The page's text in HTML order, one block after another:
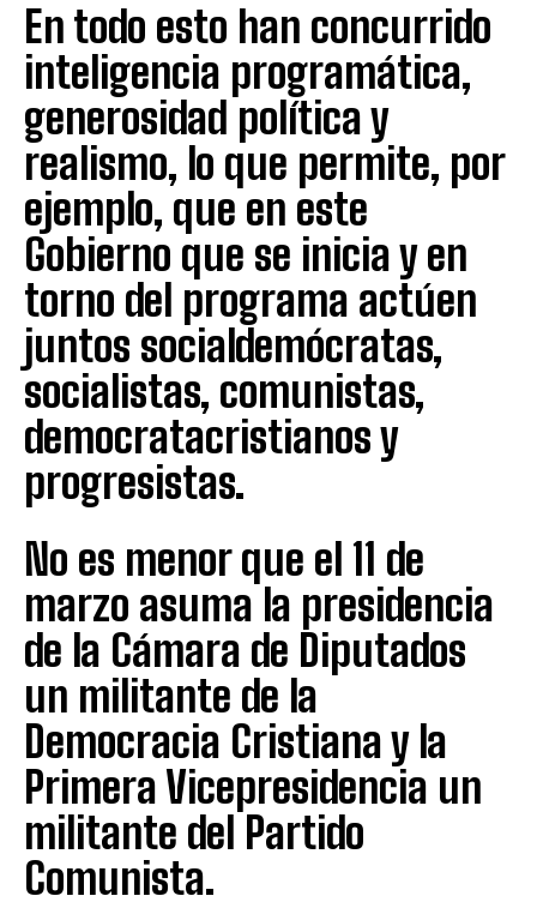
En todo esto han concurrido
inteligencia programática,
generosidad política y
realismo, lo que permite, por
ejemplo, que en este
Gobierno que se inicia y en
torno del programa actúen
juntos socialdemócratas,
socialistas, comunistas,
democratacristianos y
progresistas.
No es menor que el 11 de
marzo asuma la presidencia
de la Cámara de Diputados
un militante de la
Democracia Cristiana y la
Primera Vicepresidencia un
militante del Partido
Comunista.